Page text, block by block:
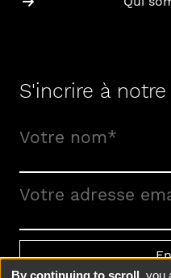
S'incrire à
Votre nom*
Votre adresse
By continuing to scroll, you